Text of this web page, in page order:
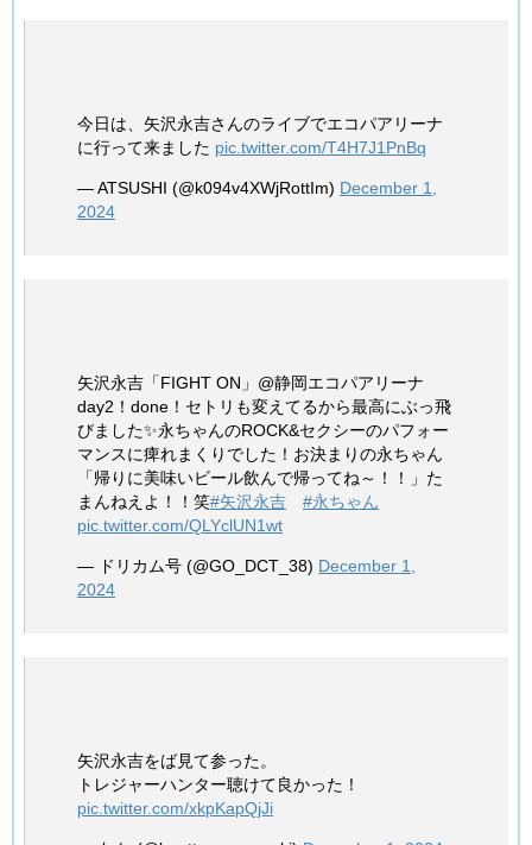
今日は、矢沢永吉さんのライブでエコパアリーナ
に行って来ました pic.twitter.com/T4H7J1PnBq
— ATSUSHI (@k094v4XWjRottIm) December 1,
2024
矢沢永吉「FIGHT ON」@静岡エコパアリーナ
day2！done！セトリも変えてるから最高にぶっ飛
びました✨永ちゃんのROCK&セクシーのパフォー
マンスに痺れまくりでした！お決まりの永ちゃん
「帰りに美味いビール飲んで帰ってね～！！」た
まんねえよ！！笑#矢沢永吉
#永ちゃん
pic.twitter.com/QLYclUN1wt
— ドリカム号 (@GO_DCT_38) December 1,
2024
矢沢永吉をば見て参った。
トレジャーハンター聴けて良かった！
pic.twitter.com/xkpKapQjJi